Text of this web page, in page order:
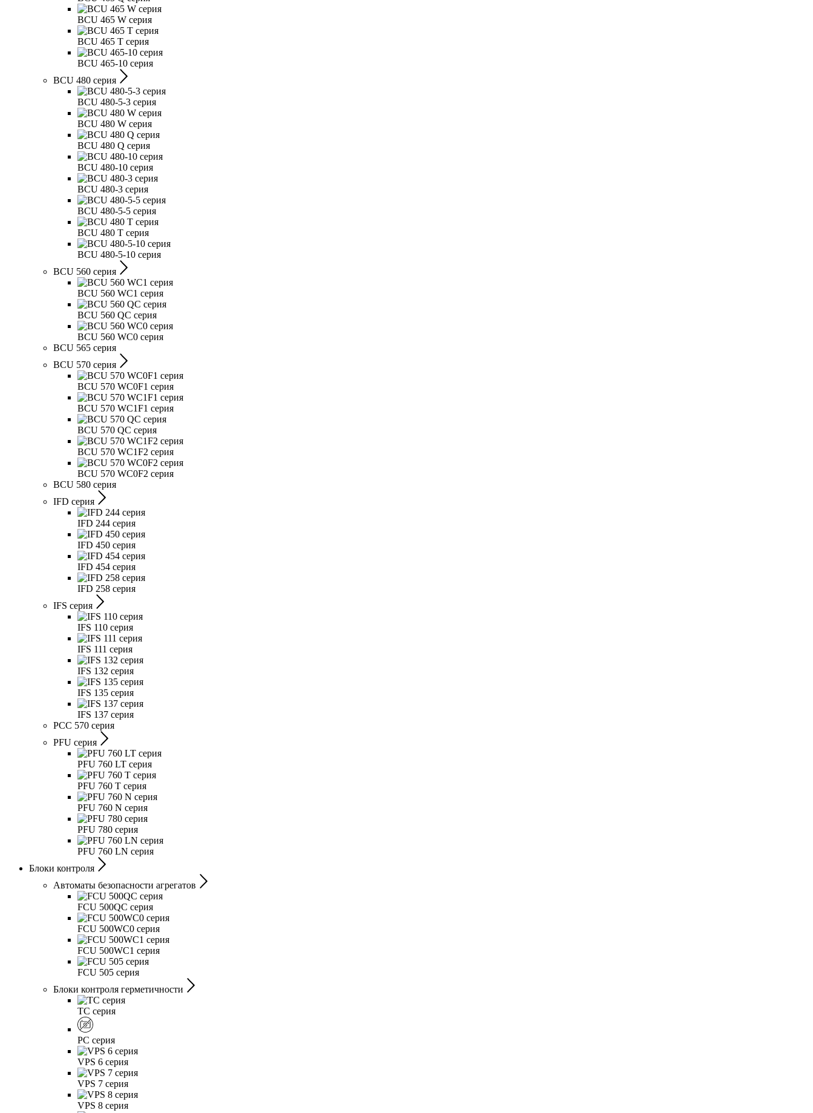
BCU 465 W серия
BCU 465 T серия
BCU 465-10 серия
BCU 480 серия
BCU 480-5-3 серия
BCU 480 W серия
BCU 480 Q серия
BCU 480-10 серия
BCU 480-3 серия
BCU 480-5-5 серия
BCU 480 T серия
BCU 480-5-10 серия
BCU 560 серия
BCU 560 WC1 серия
BCU 560 QC серия
BCU 560 WC0 серия
BCU 565 серия
BCU 570 серия
BCU 570 WC0F1 серия
BCU 570 WC1F1 серия
BCU 570 QC серия
BCU 570 WC1F2 серия
BCU 570 WC0F2 серия
BCU 580 серия
IFD серия
IFD 244 серия
IFD 450 серия
IFD 454 серия
IFD 258 серия
IFS серия
IFS 110 серия
IFS 111 серия
IFS 132 серия
IFS 135 серия
IFS 137 серия
PCC 570 серия
PFU серия
PFU 760 LT серия
PFU 760 T серия
PFU 760 N серия
PFU 780 серия
PFU 760 LN серия
Блоки контроля
Автоматы безопасности агрегатов
FCU 500QC серия
FCU 500WC0 серия
FCU 500WC1 серия
FCU 505 серия
Блоки контроля герметичности
TC серия
PC серия
VPS 6 серия
VPS 7 серия
VPS 8 серия